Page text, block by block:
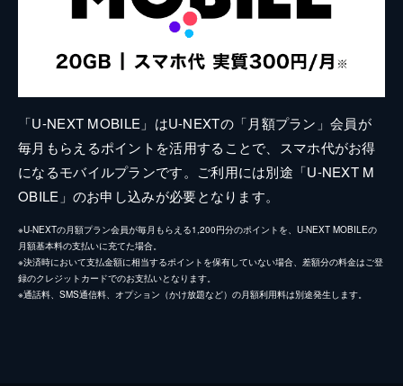
「U-NEXT MOBILE」はU-NEXTの「月額プラン」会員が
毎月もらえるポイントを活用することで、スマホ代がお得
になるモバイルプランです。ご利用には別途「U-NEXT M
OBILE」のお申し込みが必要となります。
※U-NEXTの月額プラン会員が毎月もらえる1,200円分のポイントを、U-NEXT MOBILEの
月額基本料の支払いに充てた場合。
※決済時において支払金額に相当するポイントを保有していない場合、差額分の料金はご登
録のクレジットカードでのお支払いとなります。
※通話料、SMS通信料、オプション（かけ放題など）の月額利用料は別途発生します。